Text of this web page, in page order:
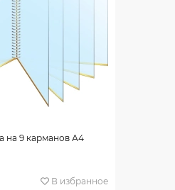
на 9 карманов А4
В избранное